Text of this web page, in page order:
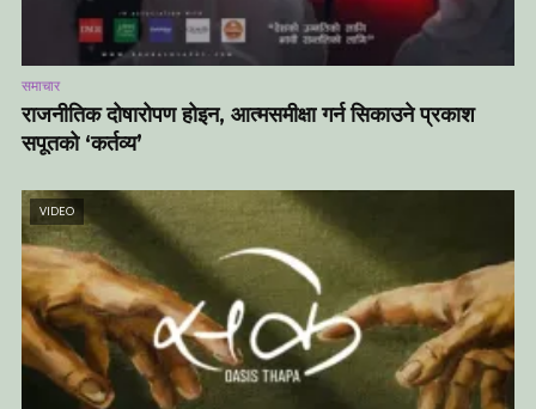
समाचार
राजनीतिक दोषारोपण होइन, आत्मसमीक्षा गर्न सिकाउने प्रकाश
सपूतको ‘कर्तव्य’
VIDEO